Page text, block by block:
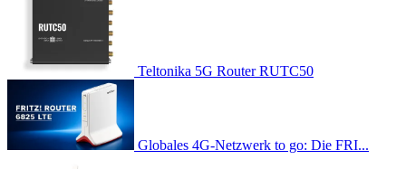
Teltonika 5G Router RUTC50
Globales 4G-Netzwerk to go: Die FRI...